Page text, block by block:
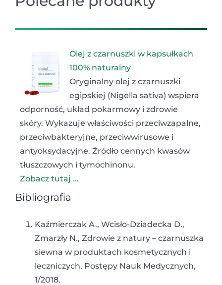
Olej z czarnuszki w kapsułkach
100% naturalny
Oryginalny olej z czarnuszki
egipskiej (Nigella sativa) wspiera
odporność, układ pokarmowy i zdrowie
skóry. Wykazuje właściwości przeciwzapalne,
przeciwbakteryjne, przeciwwirusowe i
antyoksydacyjne. Źródło cennych kwasów
tłuszczowych i tymochinonu.
Zobacz tutaj ...
Bibliografia
Kaźmierczak A., Wcisło-Dziadecka D.,
Zmarzły N., Zdrowie z natury – czarnuszka
siewna w produktach kosmetycznych i
leczniczych, Postępy Nauk Medycznych,
1/2018.